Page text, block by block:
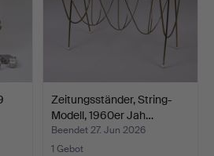
Zeitungsständer, String-
Modell, 1960er Jah…
Beendet 27. Jun 2026
1 Gebot